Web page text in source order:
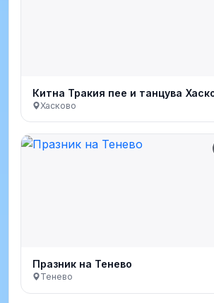
Китна Тракия пее и танцува
Хасково
Празник на Тенево
Тенево